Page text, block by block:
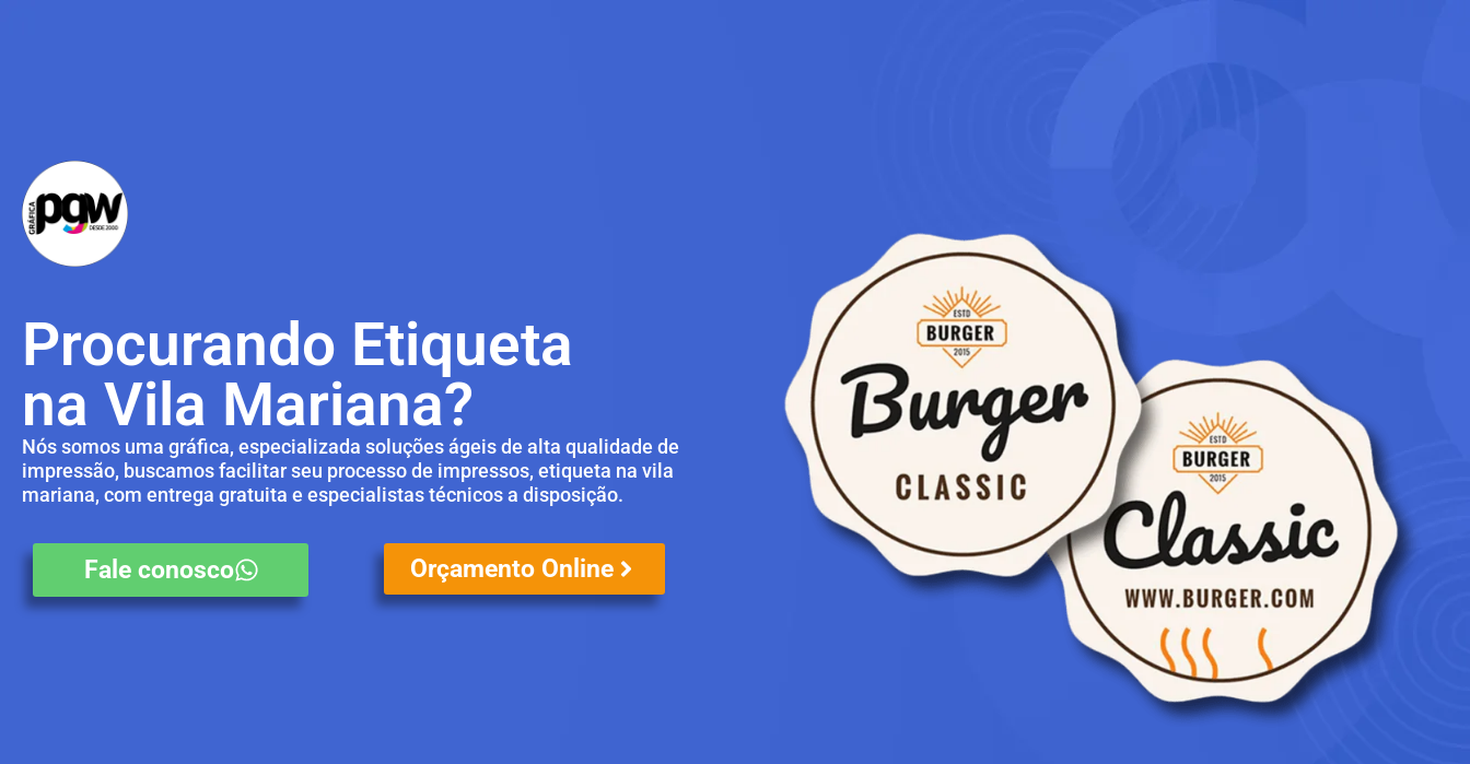
Procurando Etiqueta
na Vila Mariana?
Nós somos uma gráfica, especializada soluções ágeis de alta qualidade de
impressão, buscamos facilitar seu processo de impressos, etiqueta na vila
mariana, com entrega gratuita e especialistas técnicos a disposição.
Fale conosco Orçamento Online